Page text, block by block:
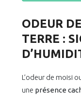
ODEUR
TERRE :
L’odeur de moisi
une présence